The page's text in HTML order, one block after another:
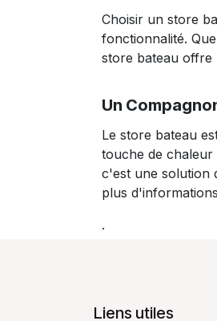
Choisir un store
fonctionnalité.
store bateau offre
Un
Le store bateau
touche de chaleur
c'est une solution
plus
.
Liens utiles